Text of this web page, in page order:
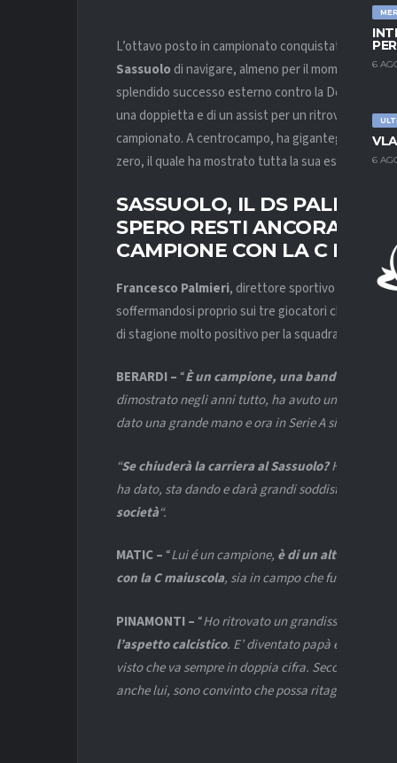
6
6
L’ottavo posto in campionato conquistato grazie
Sassuolo di navigare, almeno per il momento, in
splendido successo esterno contro la Dea è stato
una doppietta e di un assist per un ritrovato
campionato. A centrocampo, ha giganteggiato
zero, il quale ha mostrato tutta la sua esperienza
SASSUOLO, IL DS
SPERO RESTI ANCORA A
CAMPIONE CON LA C
Francesco Palmieri, direttore sportivo del
soffermandosi proprio sui tre giocatori che hanno
di stagione molto positivo per la squadra allenata
BERARDI – “È un campione, una bandiera e un
dimostrato negli anni tutto, ha avuto un infortunio
dato una grande mano e ora in Serie A si sta
“Se chiuderà la carriera al Sassuolo?Ha
ha dato, sta dando e darà grandi soddisfazioni.
società“.
MATIC – “Lui é un campione, è di un altro livello,
con la C maiuscola, sia in campo che fuori. Ci sta
PINAMONTI – “Ho ritrovato un grandissimo
l’aspetto calcistico. E’ diventato papà e questo
visto che va sempre in doppia cifra. Secondo me
anche lui, sono convinto che possa ritagliarsi uno